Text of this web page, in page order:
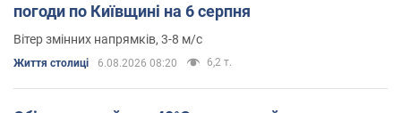
погоди по Київщині на 6 серпня
Вітер змінних напрямків, 3-8 м/с
Життя столиці 6.08.2026 08:20 6,2 т.